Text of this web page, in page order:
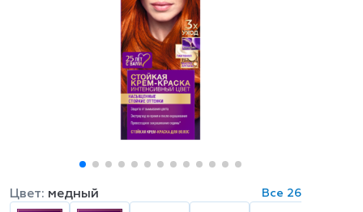
Цвет: медный Все 26